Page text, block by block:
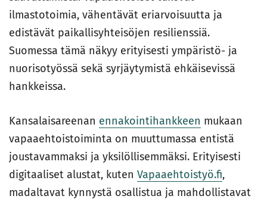
ilmastotoimia, vähentävät eriarvoisuutta ja
edistävät paikallisyhteisöjen resilienssiä.
Suomessa tämä näkyy erityisesti ympäristö- ja
nuorisotyössä sekä syrjäytymistä ehkäisevissä
hankkeissa.
Kansalaisareenan ennakointihankkeen mukaan
vapaaehtoistoiminta on muuttumassa entistä
joustavammaksi ja yksilöllisemmäksi. Erityisesti
digitaaliset alustat, kuten Vapaaehtoistyö.fi,
madaltavat kynnystä osallistua ja mahdollistavat